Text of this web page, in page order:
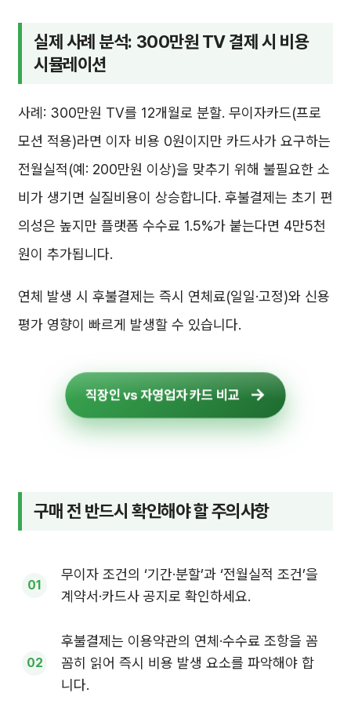
실제 사례 분석: 300만원 TV 결제 시 비용
시뮬레이션
사례: 300만원 TV를 12개월로 분할. 무이자카드(프로
모션 적용)라면 이자 비용 0원이지만 카드사가 요구하는
전월실적(예: 200만원 이상)을 맞추기 위해 불필요한 소
비가 생기면 실질비용이 상승합니다. 후불결제는 초기 편
의성은 높지만 플랫폼 수수료 1.5%가 붙는다면 4만5천
원이 추가됩니다.
연체 발생 시 후불결제는 즉시 연체료(일일·고정)와 신용
평가 영향이 빠르게 발생할 수 있습니다.
직장인 vs 자영업자 카드 비교
구매 전 반드시 확인해야 할 주의사항
무이자 조건의 ‘기간·분할’과 ‘전월실적 조건’을
계약서·카드사 공지로 확인하세요.
후불결제는 이용약관의 연체·수수료 조항을 꼼
꼼히 읽어 즉시 비용 발생 요소를 파악해야 합
니다.